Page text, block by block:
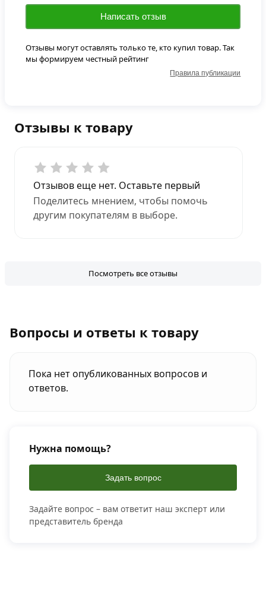
Отзывы к товару
Отзывов еще нет. Оставьте первый
Поделитесь мнением, чтобы помочь
другим покупателям в выборе.
Посмотреть все отзывы
Написать отзыв
Отзывы могут оставлять только те, кто купил товар. Так
мы формируем честный рейтинг
Правила публикации
Вопросы и ответы к товару
Пока нет опубликованных вопросов и
ответов.
Нужна помощь?
Задать вопрос
Задайте вопрос – вам ответит наш эксперт или
представитель бренда